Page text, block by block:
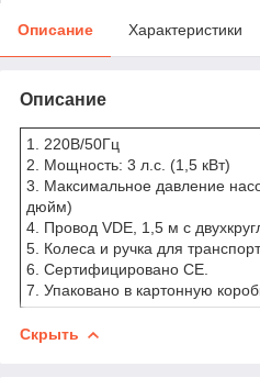
Описание Характеристики
Описание
1. 220В/50Гц
2. Мощность: 3 л.с. (1,5 кВт)
3. Максимальное давление
дюйм)
4. Провод VDE, 1,5 м с
5. Колеса и ручка для
6. Сертифицировано CE.
7. Упаковано в картонную
Скрыть